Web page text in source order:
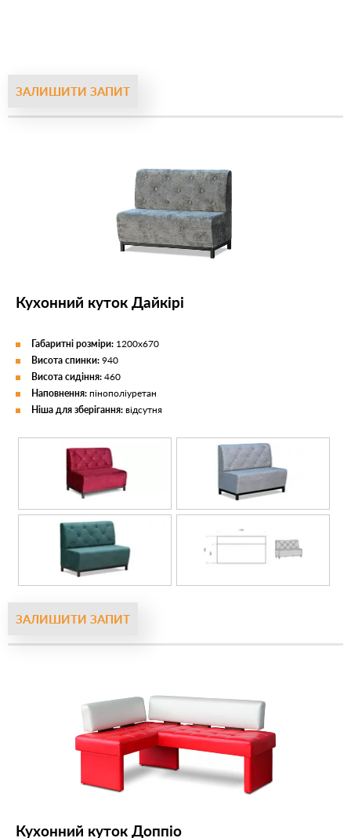
ЗАЛИШИТИ ЗАПИТ
Кухонний куток Дайкірі
ЗАЛИШИТИ ЗАПИТ
Габаритні розміри: 1200х670
Висота спинки: 940
Висота сидіння: 460
Наповнення: пінополіуретан
Ніша для зберігання: відсутня
Кухонний куток Доппіо